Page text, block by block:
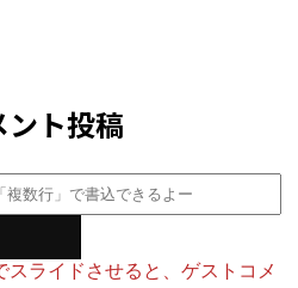
ト投稿
スライドさせると、ゲストコメ